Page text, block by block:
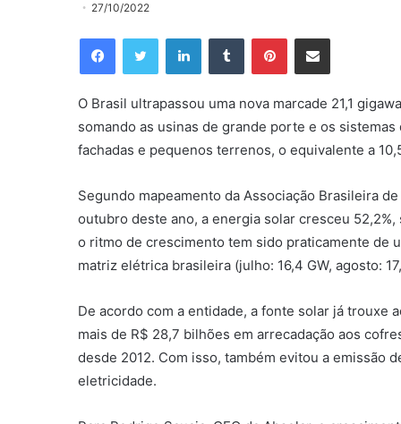
27/10/2022
O Brasil ultrapassou uma nova marcade 21,1
somando as usinas de grande porte e os
fachadas e pequenos terrenos, o equivalente a
Segundo mapeamento da Associação Brasileira
outubro deste ano, a energia solar cresceu 52,2%,
o ritmo de crescimento tem sido praticamente de
matriz elétrica brasileira (julho: 16,4 GW, agosto:
De acordo com a entidade, a fonte solar já trouxe
mais de R$ 28,7 bilhões em arrecadação aos
desde 2012. Com isso, também evitou a emissão
eletricidade.